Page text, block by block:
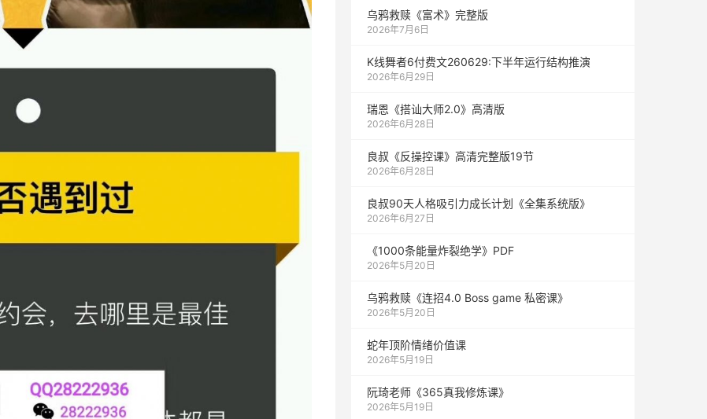
乌鸦救赎《富术》完整版
2026年7月6日
K线舞者6付费文260629:下半年运行结构推演
2026年6月29日
瑞恩《搭讪大师2.0》高清版
2026年6月28日
良叔《反操控课》高清完整版19节
2026年6月28日
良叔90天人格吸引力成长计划《全集系统版》
2026年6月27日
《1000‮能条‬‎量‮裂炸‬‎绝学》PDF
2026年5月20日
乌鸦救赎《连招4.0 Boss game 私密课》
2026年5月20日
蛇年顶阶情绪价值课
2026年5月19日
阮琦老师《365真我修炼课》
2026年5月19日